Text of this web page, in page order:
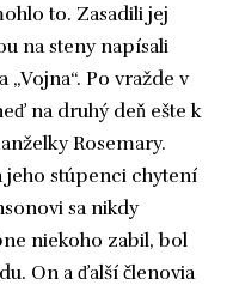
to. Zasadili jej
na steny napísali
„Vojna“. Po vražde v
na druhý deň ešte k
Rosemary.
jeho stúpenci chytení
sa nikdy
niekoho zabil, bol
On a ďalší členovia